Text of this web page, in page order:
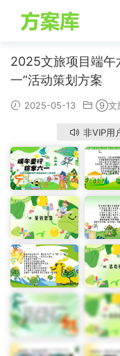
2025文旅项目端午
一”活动策划方案
2025-05-13 ⑨文
非VIP用